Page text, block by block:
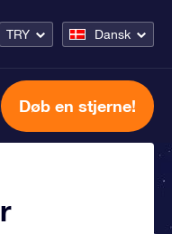
TRY Dansk
Døb en stjerne!